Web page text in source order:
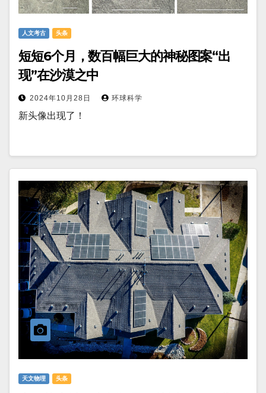
人文考古 头条
短短6个月，数百幅巨大的神秘图案“出
现”在沙漠之中
2024年10月28日 环球科学
新头像出现了！
天文物理 头条